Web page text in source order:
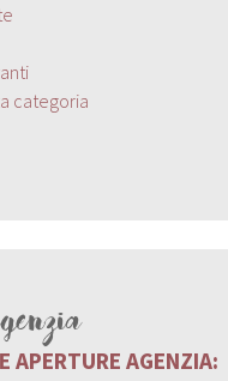
categoria
APERTURE AGENZIA: